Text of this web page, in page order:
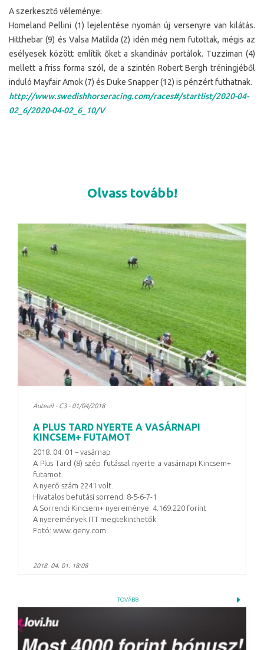
A szerkesztő véleménye:
Homeland Pellini (1) lejelentése nyomán új versenyre van kilátás.
Hitthebar (9) és Valsa Matilda (2) idén még nem futottak, mégis az
esélyesek között említik őket a skandináv portálok. Tuzziman (4)
mellett a friss forma szól, de a szintén Robert Bergh tréningjéből
induló Mayfair Amok (7) és Duke Snapper (12) is pénzért futhatnak.
http://www.swedishhorseracing.com/races#/startlist/2020-04-
02_6/2020-04-02_6_10/V
Olvass tovább!
Auteuil - C3 - 01/04/2018
A PLUS TARD NYERTE A VASÁRNAPI
KINCSEM+ FUTAMOT
2018. 04. 01 – vasárnap
A Plus Tard (8) szép futással nyerte a vasárnapi Kincsem+
futamot.
A nyerő szám 2241 volt.
Hivatalos befutási sorrend: 8-5-6-7-1
A Sorrendi Kincsem+ nyereménye: 4.169.220 forint
A nyeremények ITT megtekinthetők.
Fotó: www.geny.com
2018. 04. 01. 18:08
TOVÁBB